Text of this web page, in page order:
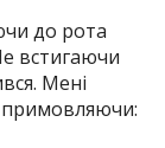
до рота
встигаючи
Мені
примовляючи: